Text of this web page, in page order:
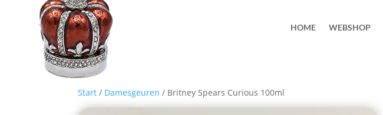
HOME WEBSHOP
Start / Damesgeuren / Britney Spears Curious 100ml